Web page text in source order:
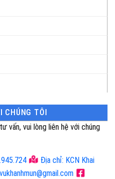
CHÚNG TÔI
vấn, vui lòng liên hệ với chúng
Địa chỉ: KCN Khai
vukhanhmun@gmail.com